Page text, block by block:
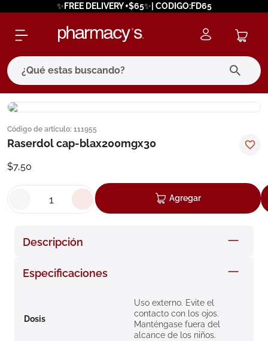
✨FREE DELIVERY +$65✨| CODIGO:FD65
¿Qué estas buscando?
Código de artículo: 111955
Raserdol cap-blax200mgx30
$7,50
Agregar
Descripción
Especificaciones
Dosis
Uso externo. Evite el
contacto con los ojos.
Manténgase fuera del
alcance de los niños.
términos más buscados
1. eucerin
bioderma
5. cerave
6 megacistin
8. roche posay
10.neumoflux